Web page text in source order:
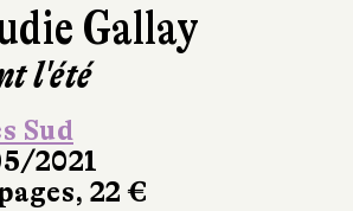
Gallay
l'été
Sud
2021
22 €